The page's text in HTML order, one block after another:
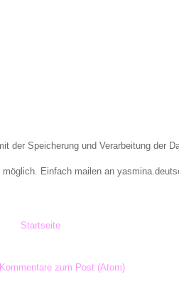
der Speicherung und Verarbeitung der
Einfach mailen an
Startseite
Kommentare zum Post (Atom)